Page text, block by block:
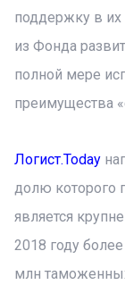
поддержку в их
из Фонда
полной мере
преимущества
Логист.Today
долю которого
является
2018 году
млн